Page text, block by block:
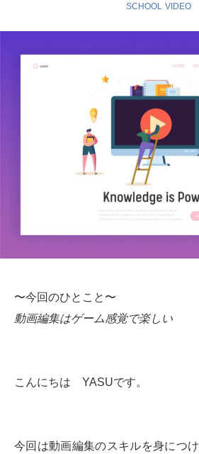
SCHOOL VIDEO
〜今回のひとこと〜
動画編集はゲーム感覚で楽しい
こんにちは YASUです。
今回は動画編集のスキルを身につ